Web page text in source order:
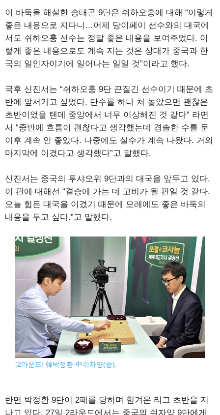
이 바둑을 해설한 송태곤 9단은 쉬하오훙에 대해 “이렇게
좋은 내용으로 지다니…어제 당이페이 선수와의 대국에
서도 쉬하오훙 선수는 정말 좋은 내용을 보여주었다. 이
렇게 좋은 내용으로도 계속 지는 것은 상대가 중국과 한
국의 일인자이기에 일어나는 일일 것”이라고 했다.
국후 신진서는 “쉬하오훙 9단 끈질긴 선수이기 때문에 초
반에 앞서가고 싶었다. 단수를 하나 쳐 놓았으면 괜찮은
초반이었을 텐데 중앙에서 너무 이상해진 것 같다” 라면
서 “중반에 흐름이 괜찮다고 생각했는데 경솔한 수를 둔
이후 계속 안 좋았다. 나중에도 실수가 계속 나왔다. 거의
마지막에 이겼다고 생각했다”고 말했다.
신진서는 중국의 투샤오위 9단과의 대국을 앞두고 있다.
이 판에 대해선 “결승에 가는 데 고비가 될 판일 것 같다.
오늘 힘든 대국을 이겼기 때문에 모레에도 좋은 바둑의
내용을 두고 싶다.”고 말했다.
[2라운드] 韓박정환-中쉬자양(승).
반면 박정환 9단이 2패를 당하며 힘겨운 리그 초반을 지
나고 있다. 27일 2라운드에서는 중국의 쉬자양 9단에게